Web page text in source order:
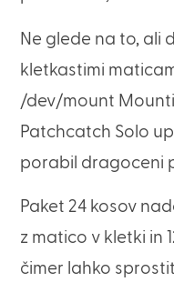
Ne glede na to, ali
kletkastimi
/dev/mount
Patchcatch Solo
porabil dragoceni
Paket 24 kosov
z matico v kletki in
čimer lahko